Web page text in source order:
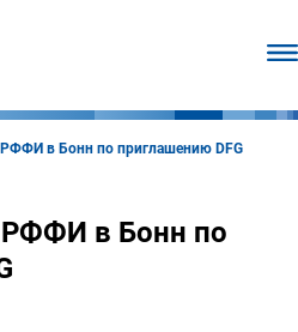
РФФИ в Бонн по приглашению DFG
РФФИ в Бонн по